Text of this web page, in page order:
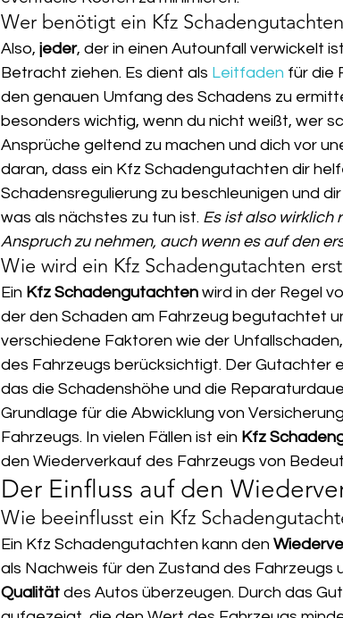
Wer benötigt ein Kfz
Also, jeder, der in einen Autounfall verwickelt
Betracht ziehen. Es dient als Leitfaden für die
den genauen Umfang des Schadens zu
besonders wichtig, wenn du nicht weißt, wer
Ansprüche geltend zu machen und dich vor
daran, dass ein Kfz Schadengutachten dir
Schadensregulierung zu beschleunigen und
was als nächstes zu tun ist. Es ist also wirklich
Anspruch zu nehmen, auch wenn es auf den
Wie wird ein Kfz Schadengutachten
Ein Kfz Schadengutachten wird in der Regel
der den Schaden am Fahrzeug begutachtet
verschiedene Faktoren wie der
des Fahrzeugs berücksichtigt. Der Gutachter
das die Schadenshöhe und die
Grundlage für die Abwicklung von
Fahrzeugs. In vielen Fällen ist ein Kfz
den Wiederverkauf des Fahrzeugs von
Der Einfluss auf den
Wie beeinflusst ein Kfz
Ein Kfz Schadengutachten kann den
als Nachweis für den Zustand des Fahrzeugs
Qualität des Autos überzeugen. Durch das